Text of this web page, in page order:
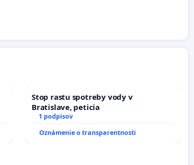
Stop rastu spotreby vody v
Bratislave, peticia
1 podpisov
Oznámenie o transparentnosti